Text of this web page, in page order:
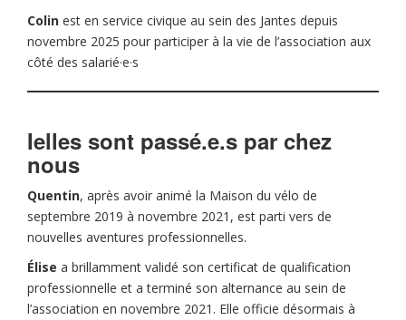
Colin est en service civique au sein des Jantes depuis
novembre 2025 pour participer à la vie de l’association aux
côté des salarié·e·s
Ielles sont passé.e.s par chez
nous
Quentin, après avoir animé la Maison du vélo de
septembre 2019 à novembre 2021, est parti vers de
nouvelles aventures professionnelles.
Élise a brillamment validé son certificat de qualification
professionnelle et a terminé son alternance au sein de
l’association en novembre 2021. Elle officie désormais à